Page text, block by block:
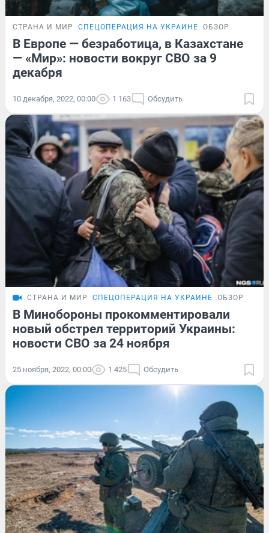
СТРАНА И МИР СПЕЦОПЕРАЦИЯ НА УКРАИНЕ ОБЗОР
В Европе — безработица, в Казахстане
— «Мир»: новости вокруг СВО за 9
декабря
10 декабря, 2022, 00:00 1 163 Обсудить
СТРАНА И МИР СПЕЦОПЕРАЦИЯ НА УКРАИНЕ ОБЗОР
В Минобороны прокомментировали
новый обстрел территорий Украины:
новости СВО за 24 ноября
25 ноября, 2022, 00:00 1 425 Обсудить